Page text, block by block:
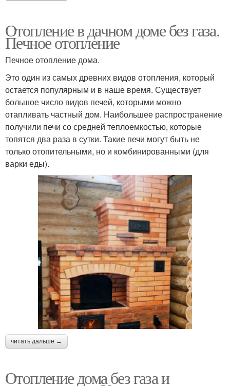
Отопление в дачном доме без газа.
Печное отопление
Печное отопление дома.
Это один из самых древних видов отопления, который
остается популярным и в наше время. Существует
большое число видов печей, которыми можно
отапливать частный дом. Наибольшее распространение
получили печи со средней теплоемкостью, которые
топятся два раза в сутки. Такие печи могут быть не
только отопительными, но и комбинированными (для
варки еды).
читать дальше →
Отопление дома без газа и